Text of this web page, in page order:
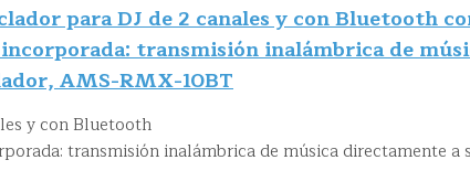
para DJ de 2 canales y con Bluetooth
transmisión inalámbrica de
AMS-RMX-10BT
y con Bluetooth
transmisión inalámbrica de música directamente a